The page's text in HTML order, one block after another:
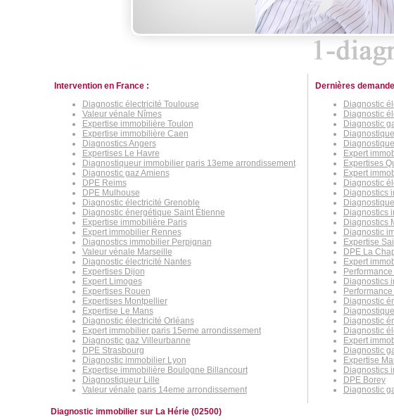
Intervention en France :
Diagnostic électricité Toulouse
Valeur vénale Nîmes
Expertise immobilière Toulon
Expertise immobilière Caen
Diagnostics Angers
Expertises Le Havre
Diagnostiqueur immobilier paris 13eme arrondissement
Diagnostic gaz Amiens
DPE Reims
DPE Mulhouse
Diagnostic électricité Grenoble
Diagnostic énergétique Saint Étienne
Expertise immobilière Paris
Expert immobilier Rennes
Diagnostics immobilier Perpignan
Valeur vénale Marseille
Diagnostic électricité Nantes
Expertises Dijon
Expert Limoges
Expertises Rouen
Expertises Montpellier
Expertise Le Mans
Diagnostic électricité Orléans
Expert immobilier paris 15eme arrondissement
Diagnostic gaz Villeurbanne
DPE Strasbourg
Diagnostic immobilier Lyon
Expertise immobilière Boulogne Billancourt
Diagnostiqueur Lille
Valeur vénale paris 14eme arrondissement
Dernières
Diagnostic
Diagnostic
Diagnostic
Expert
Expertises
Expert
Diagnostic
Diagnostics
Diagnostics
Diagnostics
Diagnostic
Expertise
DPE La
Expert
Diagnostics
Diagnostic
Diagnostic
Diagnostic
Expert
Diagnostic
Expertise
Diagnostics
DPE Borey
Diagnostic
Diagnostic immobilier sur La Hérie (02500)